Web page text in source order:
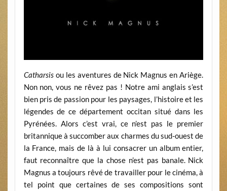
Catharsisou les aventures de Nick Magnus en Ariège.
Non non, vous ne rêvez pas ! Notre ami anglais s’est
bien pris de passion pour les paysages, l’histoire et les
légendes de ce département occitan situé dans les
Pyrénées. Alors c’est vrai, ce n’est pas le premier
britannique à succomber aux charmes du sud-ouest de
la France, mais de là à lui consacrer un album entier,
faut reconnaître que la chose n’est pas banale. Nick
Magnus a toujours rêvé de travailler pour le cinéma, à
tel point que certaines de ses compositions sont